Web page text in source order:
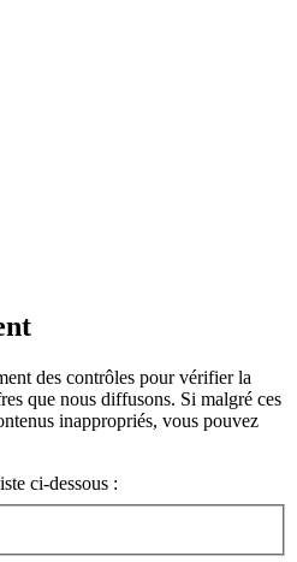
des contrôles pour vérifier la
que nous diffusons. Si malgré ces
inappropriés, vous pouvez
ci-dessous :